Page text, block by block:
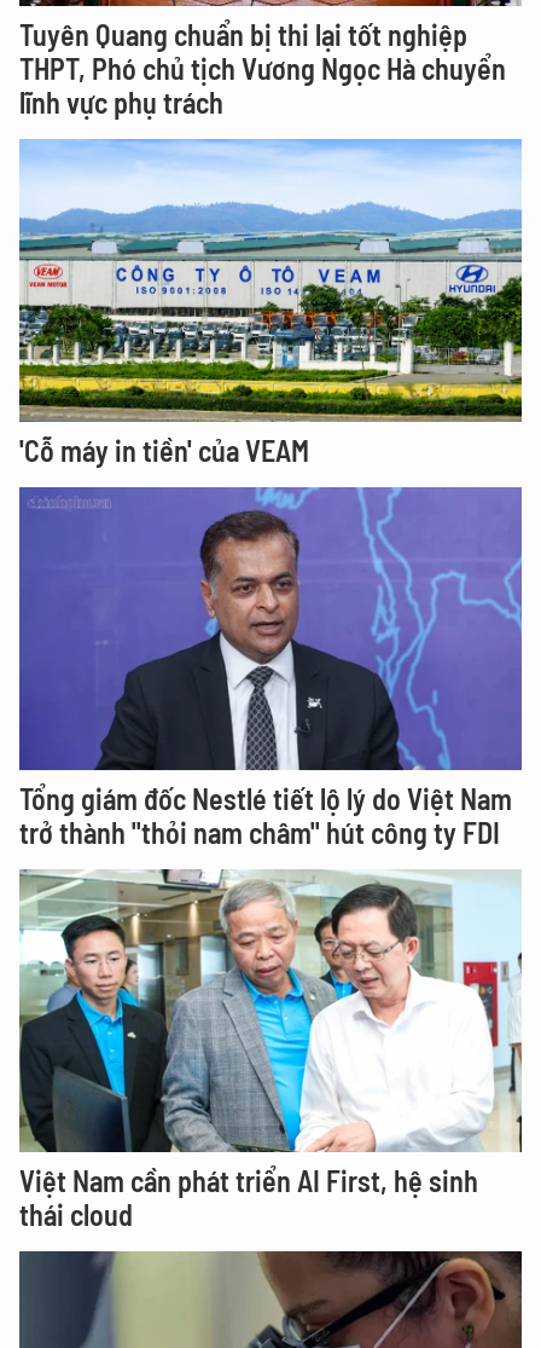
Tuyên Quang chuẩn bị thi lại tốt nghiệp
THPT, Phó chủ tịch Vương Ngọc Hà chuyển
lĩnh vực phụ trách
'Cỗ máy in tiền' của VEAM
Tổng giám đốc Nestlé tiết lộ lý do Việt Nam
trở thành "thỏi nam châm" hút công ty FDI
Việt Nam cần phát triển AI First, hệ sinh
thái cloud